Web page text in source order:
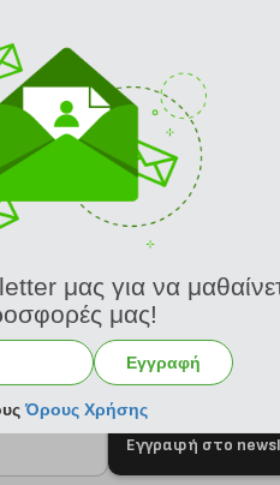
108218244
12.61 €
30 ημερών 14.01 €
λιανική 14.01 €
Παράδοση σε 2-3 μέρες
Εγγραφή στο
μας για να
μας!
Εγγραφή
Όρους Χρήσης